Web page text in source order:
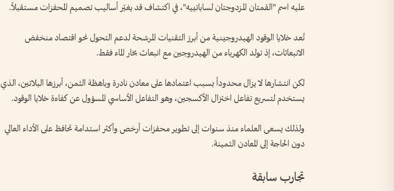
عليه اسم "القمتان المزدوجتان لساباتييه"، في اكتشاف قد يغيّر أساليب تصميم المحفزات مستقبلاً.
تُعد خلايا الوقود الهيدروجينية من أبرز التقنيات المرشحة لدعم التحول نحو اقتصاد منخفض
الانبعاثات، إذ تولد الكهرباء من الهيدروجين مع انبعاث بخار الماء فقط.
لكن انتشارها لا يزال محدوداً بسبب اعتمادها على معادن نادرة وباهظة الثمن، أبرزها البلاتين، الذي
يستخدم لتسريع تفاعل اختزال الأكسجين، وهو التفاعل الأساسي المسؤول عن كفاءة خلايا الوقود.
ولذلك يسعى العلماء منذ سنوات إلى تطوير محفزات أرخص وأكثر استدامة تحافظ على الأداء العالي
دون الحاجة إلى المعادن الثمينة.
تجارب سابقة